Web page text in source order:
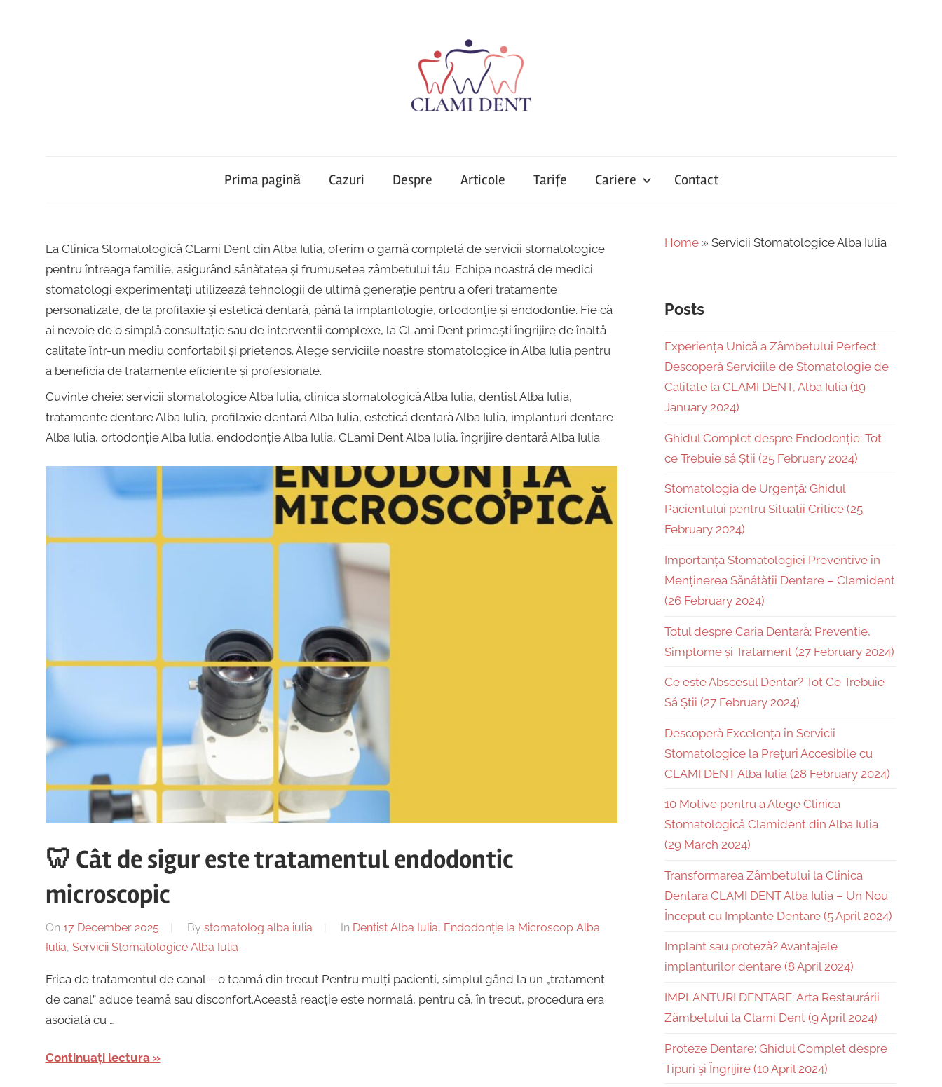
Clami
Dent
Alba
Iulia
|
Centru
Implantologie
Endodonție
dentar,
Strada
Ion
Lăncrănjan
România
Prima pagină Cazuri Despre Articole Tarife Cariere Contact
La Clinica Stomatologică CLami Dent din Alba Iulia, oferim o gamă completă de servicii stomatologice
pentru întreaga familie, asigurând sănătatea și frumusețea zâmbetului tău. Echipa noastră de medici
stomatologi experimentați utilizează tehnologii de ultimă generație pentru a oferi tratamente
personalizate, de la profilaxie și estetică dentară, până la implantologie, ortodonție și endodonție. Fie că
ai nevoie de o simplă consultație sau de intervenții complexe, la CLami Dent primești îngrijire de înaltă
calitate într-un mediu confortabil și prietenos. Alege serviciile noastre stomatologice în Alba Iulia pentru
a beneficia de tratamente eficiente și profesionale.
Cuvinte cheie: servicii stomatologice Alba Iulia, clinica stomatologică Alba Iulia, dentist Alba Iulia,
tratamente dentare Alba Iulia, profilaxie dentară Alba Iulia, estetică dentară Alba Iulia, implanturi dentare
Alba Iulia, ortodonție Alba Iulia, endodonție Alba Iulia, CLami Dent Alba Iulia, îngrijire dentară Alba Iulia.
🦷 Cât de sigur este tratamentul endodontic
microscopic
On 17 December 2025 By stomatolog alba iulia In Dentist Alba Iulia, Endodonție la Microscop Alba
Iulia, Servicii Stomatologice Alba Iulia
Frica de tratamentul de canal – o teamă din trecut Pentru mulți pacienți, simplul gând la un „tratament
de canal” aduce teamă sau disconfort.Această reacție este normală, pentru că, în trecut, procedura era
asociată cu …
Continuați lectura
Home » Servicii Stomatologice Alba Iulia
Posts
Experiența Unică a Zâmbetului Perfect:
Descoperă Serviciile de Stomatologie de
Calitate la CLAMI DENT, Alba Iulia (19
January 2024)
Ghidul Complet despre Endodonție: Tot
ce Trebuie să Știi (25 February 2024)
Stomatologia de Urgență: Ghidul
Pacientului pentru Situații Critice (25
February 2024)
Importanța Stomatologiei Preventive în
Menținerea Sănătății Dentare – Clamident
(26 February 2024)
Totul despre Caria Dentară: Prevenție,
Simptome și Tratament (27 February 2024)
Ce este Abscesul Dentar? Tot Ce Trebuie
Să Știi (27 February 2024)
Descoperă Excelența în Servicii
Stomatologice la Prețuri Accesibile cu
CLAMI DENT Alba Iulia (28 February 2024)
10 Motive pentru a Alege Clinica
Stomatologică Clamident din Alba Iulia
(29 March 2024)
Transformarea Zâmbetului la Clinica
Dentara CLAMI DENT Alba Iulia – Un Nou
Început cu Implante Dentare (5 April 2024)
Implant sau proteză? Avantajele
implanturilor dentare (8 April 2024)
IMPLANTURI DENTARE: Arta Restaurării
Zâmbetului la Clami Dent (9 April 2024)
Proteze Dentare: Ghidul Complet despre
Tipuri și Îngrijire (10 April 2024)